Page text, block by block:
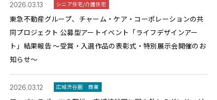
2026.03.13 シニア住宅/介護住宅
東急不動産グループ、チャーム・ケア・コーポレーションの共
同プロジェクト 公募型アートイベント「ライフデザインアー
ト」結果報告 ～受賞・入選作品の表彰式・特別展示会開催のお
知らせ～
2026.03.12 広域渋谷圏 商業